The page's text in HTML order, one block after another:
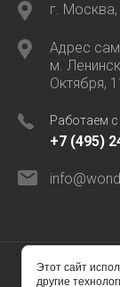
г. Москва,
Адрес
м.
Октября,
Работаем с
+7 (495)
Этот сайт
другие